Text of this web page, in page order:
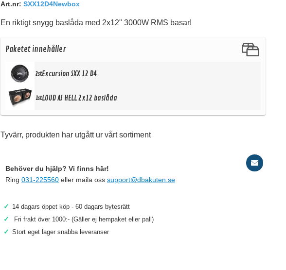
Art.nr: SXX12D4Newbox
En riktigt snygg baslåda med 2x12" 3000W RMS basar!
Paketet innehåller
2stExcursion SXX 12 D4
1stLOUD AS HELL 2x12 baslåda
Tyvärr, produkten har utgått ur vårt sortiment
Behöver du hjälp? Vi finns här!
Ring 031-225560 eller maila oss support@dbakuten.se
✓ 14 dagars öppet köp - 60 dagars bytesrätt
✓ Fri frakt över 1000:- (Gäller ej hempaket eller pall)
✓ Stort eget lager snabba leveranser